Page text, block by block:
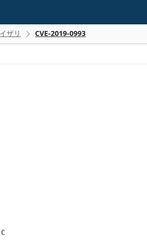
ザリ  CVE-2019-0993